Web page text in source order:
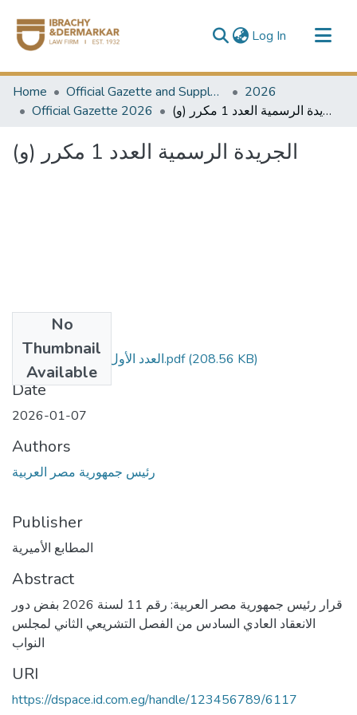
Log In (current)
Communities & Collections
All of DSpace
Home Official Gazette and Supplement
2026
Official Gazette 2026
الجريدة الرسمية العدد 1 مكرر (و)
الجريدة الرسمية العدد 1 مكرر (و)
No
Thumbnail
Available
العدد الأول مكرر و - مومن.pdf(208.56 KB)
Date
2026-01-07
Authors
رئيس جمهورية مصر العربية
Publisher
المطابع الأميرية
Abstract
قرار رئيس جمهورية مصر العربية: رقم 11 لسنة 2026 بفض دور
الانعقاد العادي السادس من الفصل التشريعي الثاني لمجلس
النواب
URI
https://dspace.id.com.eg/handle/123456789/6117